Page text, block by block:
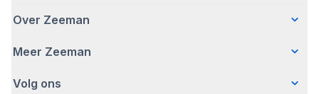
Veelgestelde vragen
Bezorgen
Retourneren
Over Zeeman
Wie wij zijn
Hoe wij verantwoord ondernemen
Meer Zeeman
Veiligheidswaarschuwing
Volg ons